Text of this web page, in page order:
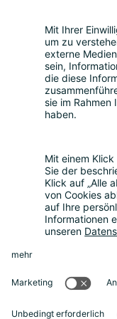
Leistungen
Beratung zum
Consulting
Über uns
Über uns |Die
vereinbaren
News
Rechtliches